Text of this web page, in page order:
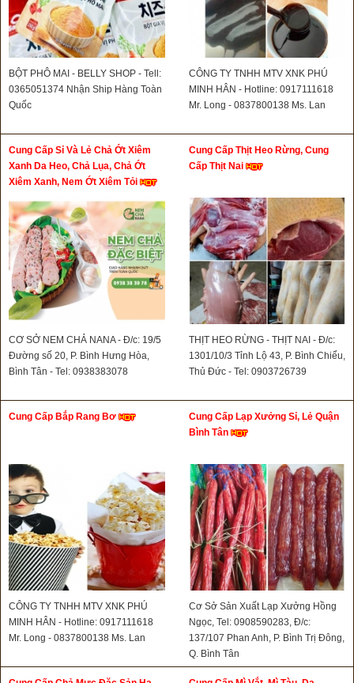
BỘT PHÔ MAI - BELLY SHOP - Tell:
0365051374 Nhận Ship Hàng Toàn
Quốc
CÔNG TY TNHH MTV XNK PHÚ
MINH HÂN - Hotline: 0917111618
Mr. Long - 0837800138 Ms. Lan
Cung Cấp Sỉ Và Lẻ Chả Ớt Xiêm
Xanh Da Heo, Chả Lụa, Chả Ớt
Xiêm Xanh, Nem Ớt Xiêm Tỏi
CƠ SỞ NEM CHẢ NANA - Đ/c: 19/5
Đường số 20, P. Bình Hưng Hòa,
Bình Tân - Tel: 0938383078
Cung Cấp Thịt Heo Rừng, Cung
Cấp Thịt Nai
THỊT HEO RỪNG - THỊT NAI - Đ/c:
1301/10/3 Tỉnh Lộ 43, P. Bình Chiểu,
Thủ Đức - Tel: 0903726739
Cung Cấp Bắp Rang Bơ
CÔNG TY TNHH MTV XNK PHÚ
MINH HÂN - Hotline: 0917111618
Mr. Long - 0837800138 Ms. Lan
Cung Cấp Lạp Xưởng Sỉ, Lẻ Quận
Bình Tân
Cơ Sở Sản Xuất Lạp Xưởng Hồng
Ngọc, Tel: 0908590283, Đ/c:
137/107 Phan Anh, P. Bình Trị Đông,
Q. Bình Tân